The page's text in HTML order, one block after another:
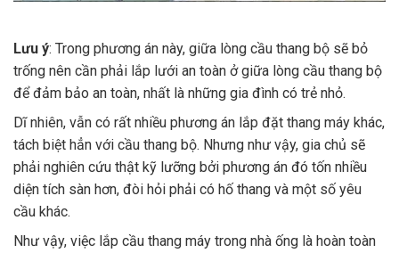
Lưu ý: Trong phương án này, giữa lòng cầu thang bộ sẽ bỏ
trống nên cần phải lắp lưới an toàn ở giữa lòng cầu thang bộ
để đảm bảo an toàn, nhất là những gia đình có trẻ nhỏ.
Dĩ nhiên, vẫn có rất nhiều phương án lắp đặt thang máy khác,
tách biệt hẳn với cầu thang bộ. Nhưng như vậy, gia chủ sẽ
phải nghiên cứu thật kỹ lưỡng bởi phương án đó tốn nhiều
diện tích sàn hơn, đòi hỏi phải có hố thang và một số yêu
cầu khác.
Như vậy, việc lắp cầu thang máy trong nhà ống là hoàn toàn